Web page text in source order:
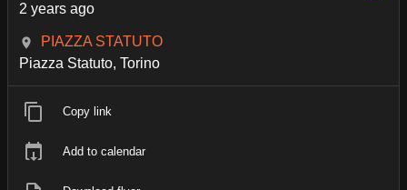
2 years ago
PIAZZA STATUTO
Piazza Statuto, Torino
Copy link
Add to calendar